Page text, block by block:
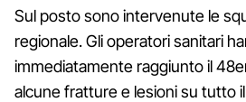
Sul posto sono intervenute le
regionale. Gli operatori sanitari
immediatamente raggiunto il
alcune fratture e lesioni su tutto